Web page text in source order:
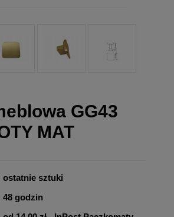
GG43
MAT
ostatnie sztuki
48 godzin